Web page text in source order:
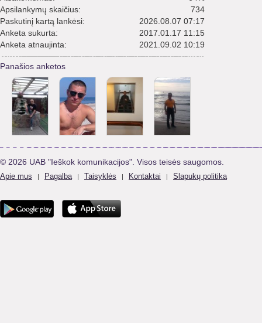
Apsilankymų skaičius:
734
Paskutinį kartą lankėsi:
2026.08.07 07:17
Anketa sukurta:
2017.01.17 11:15
Anketa atnaujinta:
2021.09.02 10:19
Panašios anketos
© 2026 UAB "Ieškok komunikacijos". Visos teisės saugomos.
Apie mus | Pagalba | Taisyklės | Kontaktai | Slapukų politika